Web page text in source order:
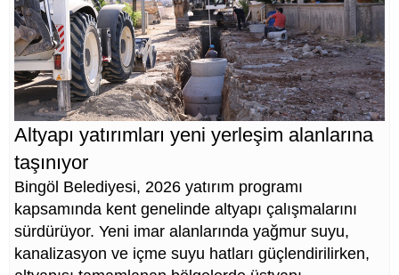
Altyapı yatırımları yeni yerleşim alanlarına
taşınıyor
Bingöl Belediyesi, 2026 yatırım programı
kapsamında kent genelinde altyapı çalışmalarını
sürdürüyor. Yeni imar alanlarında yağmur suyu,
kanalizasyon ve içme suyu hatları güçlendirilirken,